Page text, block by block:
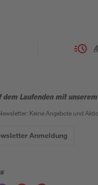
dem Laufenden mit
Keine Angebote und
Anmeldung